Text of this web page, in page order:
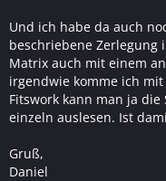
Und ich habe da auch
beschriebene Zerlegung
Matrix auch mit einem
irgendwie komme ich
Fitswork kann man ja die
einzeln auslesen. Ist
Gruß,
Daniel